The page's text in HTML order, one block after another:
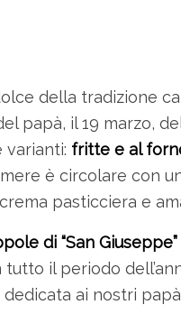
della tradizione
papà, il 19 marzo,
varianti: fritte e al
è circolare con
pasticciera e
di “San
il periodo
ai nostri